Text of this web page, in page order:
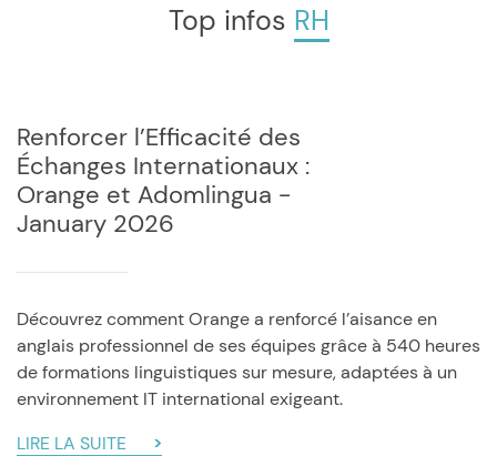
Top infos RH
Renforcer l’Efficacité des
Échanges Internationaux :
Orange et Adomlingua -
January 2026
Découvrez comment Orange a renforcé l’aisance en
anglais professionnel de ses équipes grâce à 540 heures
de formations linguistiques sur mesure, adaptées à un
environnement IT international exigeant.
LIRE LA SUITE